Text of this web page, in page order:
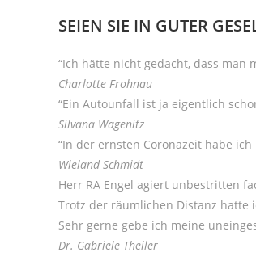
SEIEN SIE IN GUTER
“Ich hätte nicht gedacht, dass
Charlotte Frohnau
“Ein Autounfall ist ja eigentlich
Silvana Wagenitz
“In der ernsten Coronazeit habe
Wieland Schmidt
Herr RA Engel agiert unbestritten
Trotz der räumlichen Distanz hatte
Sehr gerne gebe ich meine
Dr. Gabriele Theiler